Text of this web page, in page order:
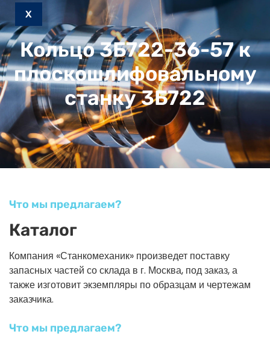
X
Кольцо 3Б722-36-57 к
плоскошлифовальному
станку 3Б722
Что мы предлагаем?
Каталог
Компания «Станкомеханик» произведет поставку
запасных частей со склада в г. Москва, под заказ, а
также изготовит экземпляры по образцам и чертежам
заказчика.
Что мы предлагаем?